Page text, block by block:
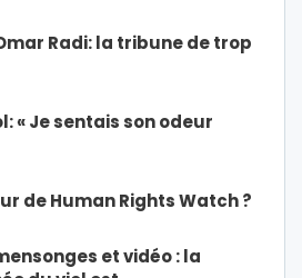
Radi: la tribune de trop
« Je sentais son odeur
de Human Rights Watch ?
et vidéo : la